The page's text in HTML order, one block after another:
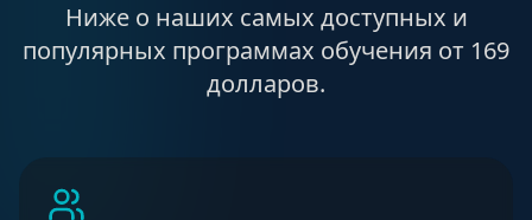
Ниже о наших самых доступных и
популярных программах обучения от 169
долларов.